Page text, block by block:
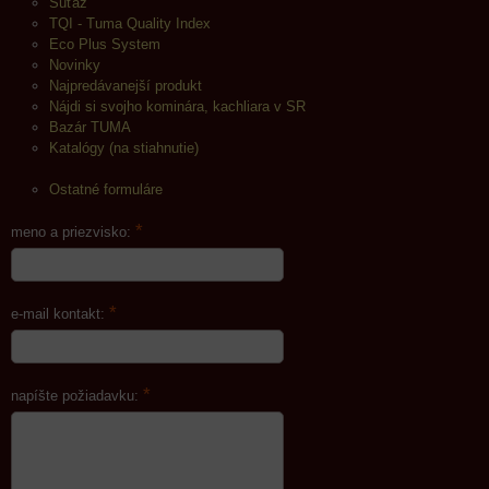
TQI - Tuma Quality Index
Eco Plus System
Novinky
Najpredávanejší produkt
Nájdi si svojho kominára, kachliara v SR
Bazár TUMA
Katalógy (na stiahnutie)
Ostatné formuláre
meno a priezvisko: *
e-mail kontakt: *
napíšte požiadavku: *